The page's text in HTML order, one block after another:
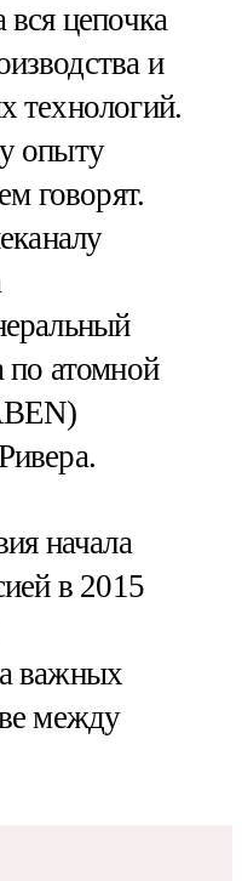
цепочка
и
технологий.
опыту
говорят.
по атомной
начала
в 2015
важных
между